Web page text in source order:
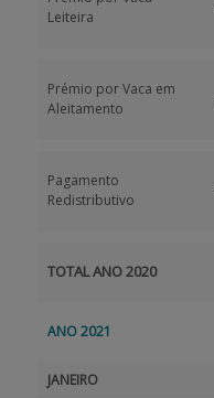
Leiteira
Prémio por Vaca em
Aleitamento
Pagamento
Redistributivo
TOTAL ANO 2020
ANO 2021
JANEIRO